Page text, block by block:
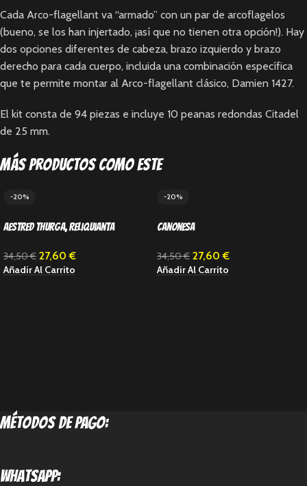
Cada Arco-flagellant va “armado” con un par de arcoflagelos
(bueno, se los han injertado, ¡así que no tienen otra opción!). Hay
dos opciones diferentes de cabeza, brazo izquierdo y brazo
derecho para cada cuerpo, incluida una combinación específica
que te permite montar al Arco-flagellant clásico, Damien 1427.
El kit consta de 94 piezas e incluye 10 peanas redondas Citadel
de 25 mm.
Más productos como este
-20%
Aestred Thurga, Reliquianta
34,50€ 27,60€
Añadir Al Carrito
-20%
Canonesa
34,50€ 27,60€
Añadir Al Carrito
métodos de pago:
Whatsapp: